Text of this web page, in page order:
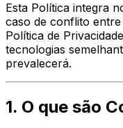
Esta Política integra
caso de conflito
Política de
tecnologias
prevalecerá.
1. O que são